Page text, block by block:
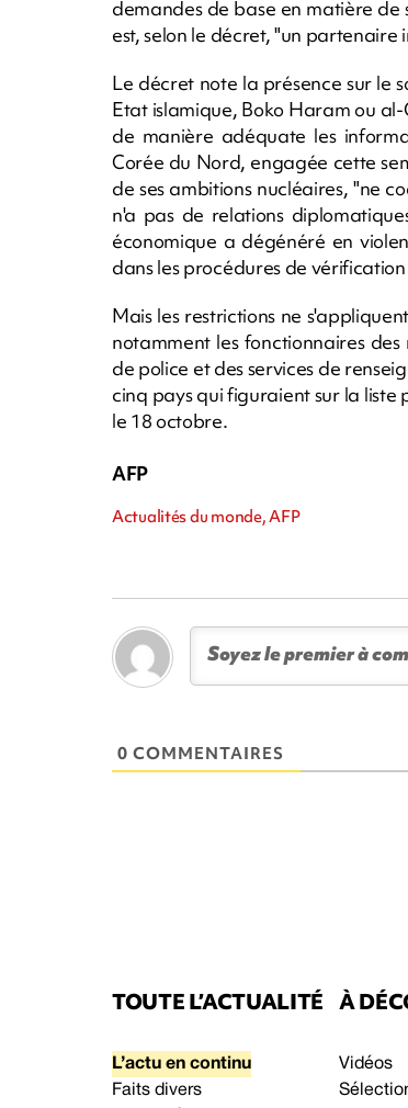
demandes de base en matière
est, selon le décret, "un
Le décret note la présence sur le
Etat islamique, Boko Haram ou
de manière adéquate les
Corée du Nord, engagée cette
de ses ambitions nucléaires, "ne
n'a pas de relations
économique a dégénéré en
dans les procédures de
Mais les restrictions ne
notamment les fonctionnaires
de police et des services de
cinq pays qui figuraient sur la
le 18 octobre.
AFP
Actualités du monde, AFP
0 COMMENTAIRES
TOUTE L’ACTUALITÉ
L’actu en continu
Faits divers
À
Vidéos